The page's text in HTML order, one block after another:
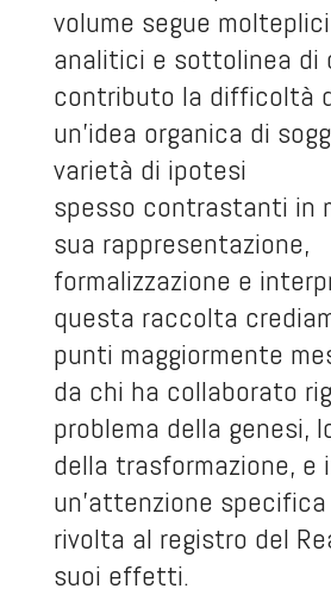
volume segue
analitici e sottolinea di
contributo la difficoltà
un’idea organica di
varietà di ipotesi
spesso contrastanti in
sua rappresentazione,
formalizzazione e
questa raccolta
punti maggiormente
da chi ha collaborato
problema della genesi,
della trasformazione, e
un’attenzione
rivolta al registro del
suoi effetti.